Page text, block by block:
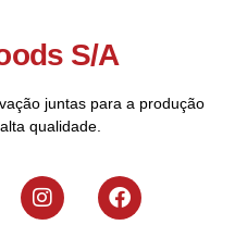
S/A
juntas para a produção
qualidade.